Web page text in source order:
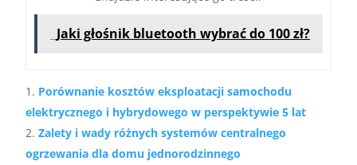
Jaki głośnik bluetooth wybrać do 100 zł?
Porównanie kosztów eksploatacji samochodu
elektrycznego i hybrydowego w perspektywie 5 lat
Zalety i wady różnych systemów centralnego
ogrzewania dla domu jednorodzinnego